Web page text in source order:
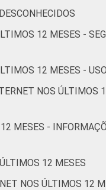
Pesquisa
12 MESES -
12 MESES -
NOS ÚLTIMOS
MESES -
12 MESES
NOS ÚLTIMOS 12